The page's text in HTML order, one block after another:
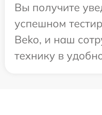
Вы получите
успешном
Beko, и наш
технику в